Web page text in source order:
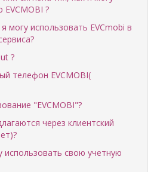
?
могу использовать EVCmobi в
?
телефон EVCMOBI(
"EVCMOBI"?
через клиентский
свою учетную